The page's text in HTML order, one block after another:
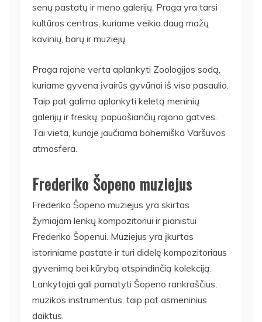
senų pastatų ir meno galerijų. Praga yra tarsi
kultūros centras, kuriame veikia daug mažų
kavinių, barų ir muziejų.
Praga rajone verta aplankyti Zoologijos sodą,
kuriame gyvena įvairūs gyvūnai iš viso pasaulio.
Taip pat galima aplankyti keletą meninių
galerijų ir freskų, papuošiančių rajono gatves.
Tai vieta, kurioje jaučiama bohemiška Varšuvos
atmosfera.
Frederiko Šopeno muziejus
Frederiko Šopeno muziejus yra skirtas
žymiajam lenkų kompozitoriui ir pianistui
Frederiko Šopenui. Muziejus yra įkurtas
istoriniame pastate ir turi didelę kompozitoriaus
gyvenimą bei kūrybą atspindinčią kolekciją.
Lankytojai gali pamatyti Šopeno rankraščius,
muzikos instrumentus, taip pat asmeninius
daiktus.